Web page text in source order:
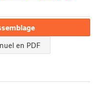
en PDF